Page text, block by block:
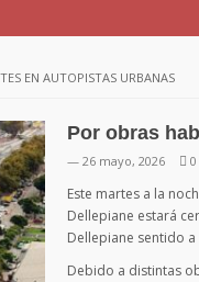
EN AUTOPISTAS URBANAS
Por obras
— 26 mayo, 2026 0
Este martes a la
Dellepiane estará
Dellepiane sentido a
Debido a distintas